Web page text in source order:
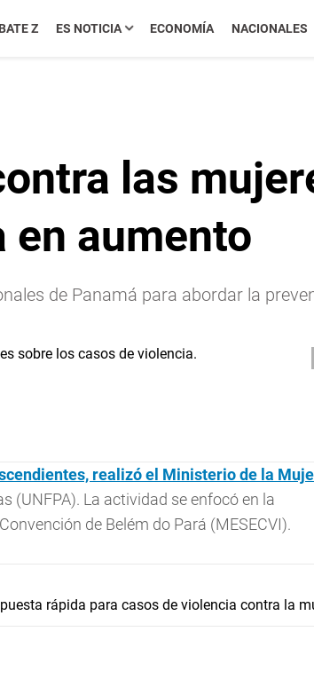
Z ES NOTICIA ECONOMÍA NACIONALES
las
en aumento
de Panamá para abordar la
realizó el Ministerio de la
(UNFPA). La actividad se enfocó en la
de Belém do Pará (MESECVI).
rápida para casos de violencia contra la